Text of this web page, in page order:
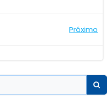
Post
Próximo